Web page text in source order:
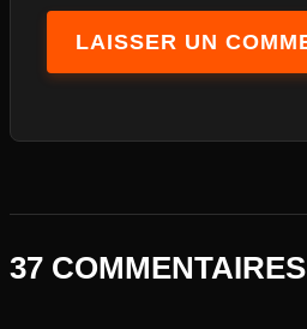
37 COMMENTAIRES